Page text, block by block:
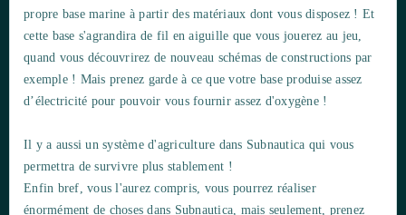
propre base marine à partir des matériaux dont vous disposez ! Et
cette base s'agrandira de fil en aiguille que vous jouerez au jeu,
quand vous découvrirez de nouveau schémas de constructions par
exemple ! Mais prenez garde à ce que votre base produise assez
d’électricité pour pouvoir vous fournir assez d'oxygène !
Il y a aussi un système d'agriculture dans Subnautica qui vous
permettra de survivre plus stablement !
Enfin bref, vous l'aurez compris, vous pourrez réaliser
énormément de choses dans Subnautica, mais seulement, prenez